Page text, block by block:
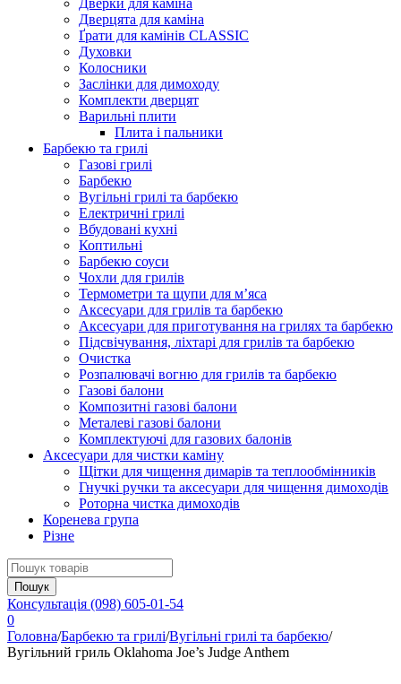
Дверки для каміна
Дверцята для каміна
Ґрати для камінів CLASSIC
Духовки
Колосники
Заслінки для димоходу
Комплекти дверцят
Варильні плити
Плита і пальники
Барбекю та грилі
Газові грилі
Барбекю
Вугільні грилі та барбекю
Електричні грилі
Вбудовані кухні
Коптильні
Барбекю соуси
Чохли для грилів
Термометри та щупи для м’яса
Аксесуари для грилів та барбекю
Аксесуари для приготування на грилях та барбекю
Підсвічування, ліхтарі для грилів та барбекю
Очистка
Розпалювачі вогню для грилів та барбекю
Газові балони
Композитні газові балони
Металеві газові балони
Комплектуючі для газових балонів
Аксесуари для чистки каміну
Щітки для чищення димарів та теплообмінників
Гнучкі ручки та аксесуари для чищення димоходів
Роторна чистка димоходів
Коренева група
Різне
Консультація (098) 605-01-54
0
Головна/Барбекю та грилі/Вугільні грилі та барбекю/
Вугільний гриль Oklahoma Joe’s Judge Anthem